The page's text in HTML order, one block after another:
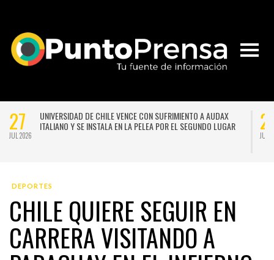
27
JUL 2026
UNIVERSIDAD DE CHILE VENCE CON SUFRIMIENTO A AUDAX
ITALIANO Y SE INSTALA EN LA PELEA POR EL SEGUNDO LUGAR
JUL
DEPORTES
CHILE QUIERE SEGUIR EN
CARRERA VISITANDO A